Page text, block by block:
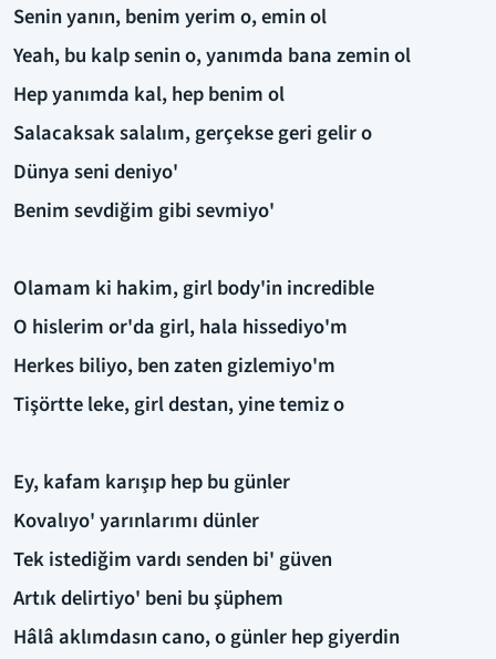
Senin yanın, benim yerim o, emin ol
Yeah, bu kalp senin o, yanımda bana zemin ol
Hep yanımda kal, hep benim ol
Salacaksak salalım, gerçekse geri gelir o
Dünya seni deniyo'
Benim sevdiğim gibi sevmiyo'
Olamam ki hakim, girl body'in incredible
O hislerim or'da girl, hala hissediyo'm
Herkes biliyo, ben zaten gizlemiyo'm
Tişörtte leke, girl destan, yine temiz o
Ey, kafam karışıp hep bu günler
Kovalıyo' yarınlarımı dünler
Tek istediğim vardı senden bi' güven
Artık delirtiyo' beni bu şüphem
Hâlâ aklımdasın cano, o günler hep giyerdin